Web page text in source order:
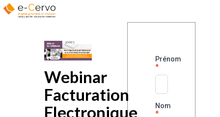
Webinar
Facturation
Electronique
Prénom
Nom